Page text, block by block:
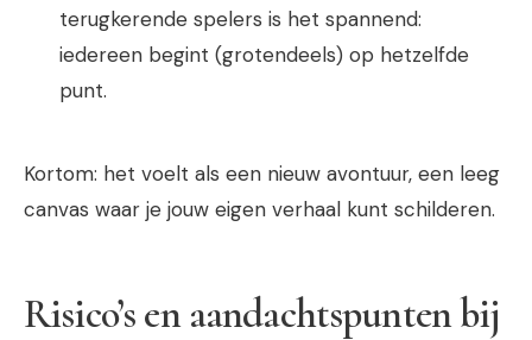
terugkerende spelers is het spannend:
iedereen begint (grotendeels) op hetzelfde
punt.
Kortom: het voelt als een nieuw avontuur, een leeg
canvas waar je jouw eigen verhaal kunt schilderen.
Risico’s en aandachtspunten bij